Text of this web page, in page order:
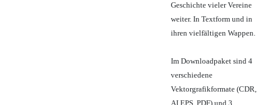
Geschichte vieler Vereine
weiter. In Textform und in
ihren vielfältigen Wappen.
Im Downloadpaket sind 4
verschiedene
Vektorgrafikformate (CDR,
AI EPS, PDF) und 3